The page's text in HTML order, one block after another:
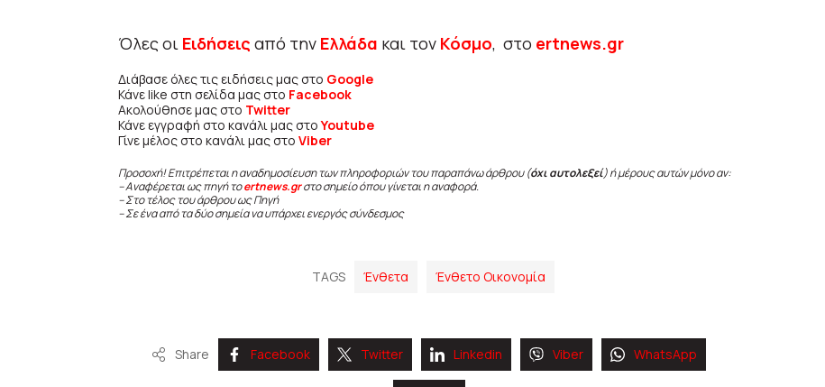
Όλες οι Ειδήσεις από την Ελλάδα και τον Κόσμο, στο ertnews.gr
Διάβασε όλες τις ειδήσεις μας στο Google
Κάνε like στη σελίδα μας στο Facebook
Ακολούθησε μας στο Twitter
Κάνε εγγραφή στο κανάλι μας στοYoutube
Γίνε μέλος στο κανάλι μας στο Viber
Προσοχή! Επιτρέπεται η αναδημοσίευση των πληροφοριών του παραπάνω άρθρου (όχι αυτολεξεί) ή μέρους αυτών μόνο αν:
– Αναφέρεται ως πηγή τοertnews.gr στο σημείο όπου γίνεται η αναφορά.
– Στο τέλος του άρθρου ως Πηγή
– Σε ένα από τα δύο σημεία να υπάρχει ενεργός σύνδεσμος
TAGS Ένθετα Ένθετο Οικονομία
Share Facebook Twitter Linkedin Viber WhatsApp